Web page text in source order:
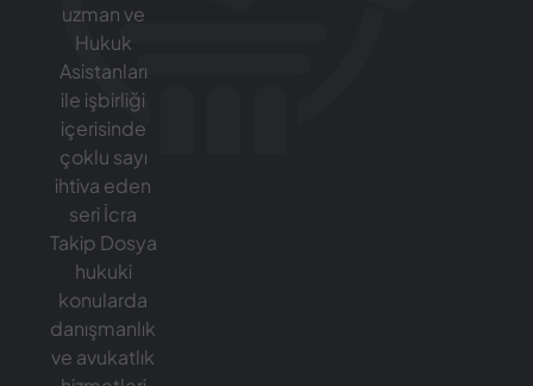
uzman ve
Hukuk
Asistanları
ile işbirliği
içerisinde
çoklu sayı
ihtiva eden
seri İcra
Takip Dosya
hukuki
konularda
danışmanlık
ve avukatlık